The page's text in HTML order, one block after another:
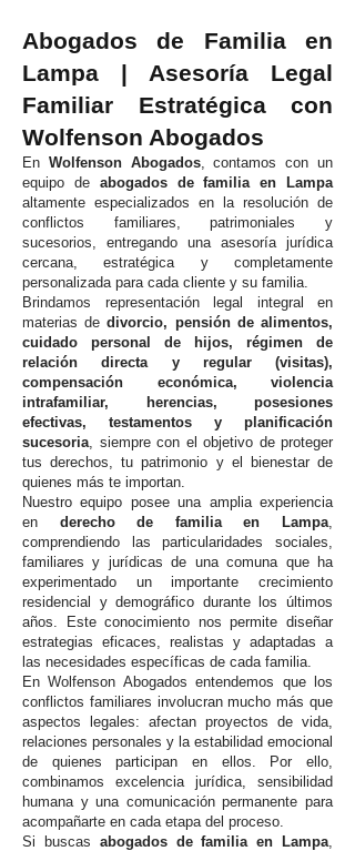
Abogados de Familia en
Lampa | Asesoría Legal
Familiar Estratégica con
Wolfenson Abogados
En Wolfenson Abogados, contamos con un
equipo de abogados de familia en Lampa
altamente especializados en la resolución de
conflictos familiares, patrimoniales y
sucesorios, entregando una asesoría jurídica
cercana, estratégica y completamente
personalizada para cada cliente y su familia.
Brindamos representación legal integral en
materias dedivorcio, pensión de alimentos,
cuidado personal de hijos, régimen de
relación directa y regular (visitas),
compensación económica, violencia
intrafamiliar, herencias, posesiones
efectivas, testamentos y planificación
sucesoria, siempre con el objetivo de proteger
tus derechos, tu patrimonio y el bienestar de
quienes más te importan.
Nuestro equipo posee una amplia experiencia
en derecho de familia en Lampa,
comprendiendo las particularidades sociales,
familiares y jurídicas de una comuna que ha
experimentado un importante crecimiento
residencial y demográfico durante los últimos
años. Este conocimiento nos permite diseñar
estrategias eficaces, realistas y adaptadas a
las necesidades específicas de cada familia.
En Wolfenson Abogados entendemos que los
conflictos familiares involucran mucho más que
aspectos legales: afectan proyectos de vida,
relaciones personales y la estabilidad emocional
de quienes participan en ellos. Por ello,
combinamos excelencia jurídica, sensibilidad
humana y una comunicación permanente para
acompañarte en cada etapa del proceso.
Si buscas abogados de familia en Lampa,